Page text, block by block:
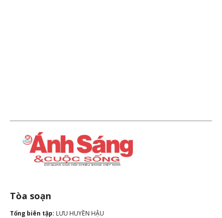
Tòa soạn
Tổng biên tập: LƯU HUYỀN HẬU